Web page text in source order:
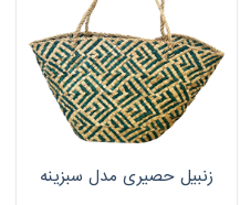
زنبیل حصیری مدل سبزینه